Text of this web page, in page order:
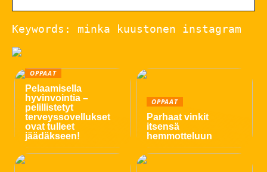
Keywords: minka kuustonen instagram
OPPAAT
Pelaamisella
hyvinvointia –
pelillistetyt
terveyssovellukset
ovat tulleet
jäädäkseen!
OPPAAT
Parhaat vinkit
itsensä
hemmotteluun